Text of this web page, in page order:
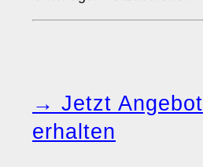
→ Jetzt Angebot
erhalten